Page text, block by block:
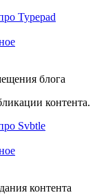
Typepad
блога
контента.
Svbtle
контента